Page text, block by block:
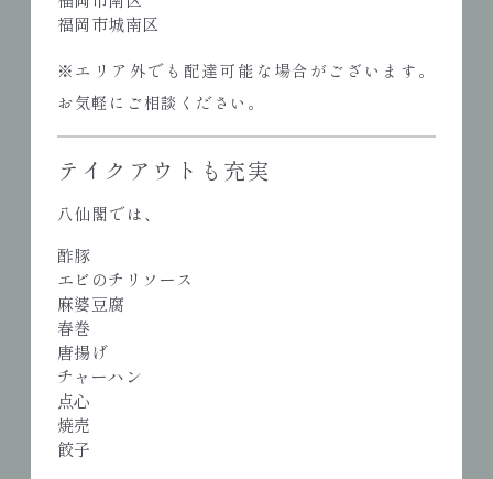
福岡市城南区
※エリア外でも配達可能な場合がございます。
お気軽にご相談ください。
テイクアウトも充実
八仙閣では、
酢豚
エビのチリソース
麻婆豆腐
春巻
唐揚げ
チャーハン
点心
焼売
餃子